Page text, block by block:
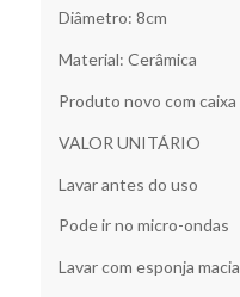
Diâmetro: 8cm
Material: Cerâmica
Produto novo com caixa
VALOR UNITÁRIO
Lavar antes do uso
Pode ir no micro-ondas
Lavar com esponja macia